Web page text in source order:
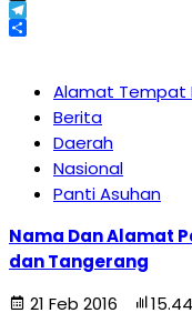
X
Telegram
Alamat Tempat
Berita
Daerah
Nasional
Panti Asuhan
Nama Dan Alamat
dan Tangerang
21 Feb 2016